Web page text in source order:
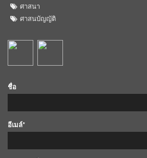
ศาสนา
ศาสนบัญญัติ
ชื่อ
อีเมล์*